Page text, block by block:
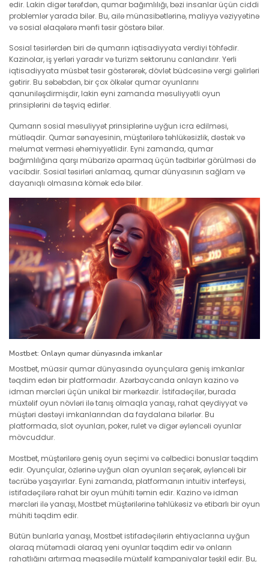
edir. Lakin digər tərəfdən, qumar bağımlılığı, bəzi insanlar üçün ciddi
problemlər yarada bilər. Bu, ailə münasibətlərinə, maliyyə vəziyyətinə
və sosial əlaqələrə mənfi təsir göstərə bilər.
Sosial təsirlərdən biri də qumarın iqtisadiyyata verdiyi töhfədir.
Kazinolar, iş yerləri yaradır və turizm sektorunu canlandırır. Yerli
iqtisadiyyata müsbət təsir göstərərək, dövlət büdcəsinə vergi gəlirləri
gətirir. Bu səbəbdən, bir çox ölkələr qumar oyunlarını
qanuniləşdirmişdir, lakin eyni zamanda məsuliyyətli oyun
prinsiplərini də təşviq edirlər.
Qumarın sosial məsuliyyət prinsiplərinə uyğun icra edilməsi,
mütləqdir. Qumar sənayesinin, müştərilərə təhlükəsizlik, dəstək və
məlumat verməsi əhəmiyyətlidir. Eyni zamanda, qumar
bağımlılığına qarşı mübarizə aparmaq üçün tədbirlər görülməsi də
vacibdir. Sosial təsirləri anlamaq, qumar dünyasının sağlam və
dayanıqlı olmasına kömək edə bilər.
Mostbet: Onlayn qumar dünyasında imkanlar
Mostbet, müasir qumar dünyasında oyunçulara geniş imkanlar
təqdim edən bir platformadır. Azərbaycanda onlayn kazino və
idman mərcləri üçün unikal bir mərkəzdir. İstifadəçilər, burada
müxtəlif oyun növləri ilə tanış olmaqla yanaşı, rahat qeydiyyat və
müştəri dəstəyi imkanlarından da faydalana bilərlər. Bu
platformada, slot oyunları, poker, rulet və digər əyləncəli oyunlar
mövcuddur.
Mostbet, müştərilərə geniş oyun seçimi və cəlbedici bonuslar təqdim
edir. Oyunçular, özlərinə uyğun olan oyunları seçərək, əyləncəli bir
təcrübə yaşayırlar. Eyni zamanda, platformanın intuitiv interfeysi,
istifadəçilərə rahat bir oyun mühiti təmin edir. Kazino və idman
mərcləri ilə yanaşı, Mostbet müştərilərinə təhlükəsiz və etibarlı bir oyun
mühiti təqdim edir.
Bütün bunlarla yanaşı, Mostbet istifadəçilərin ehtiyaclarına uyğun
olaraq mütəmadi olaraq yeni oyunlar təqdim edir və onların
rahatlığını artırmaq məqsədilə müxtəlif kampaniyalar təşkil edir. Bu,